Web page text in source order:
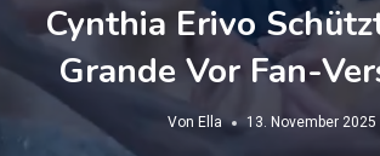
Cynthia Erivo
Grande Vor Fan-
Von Ella 13. November 2025